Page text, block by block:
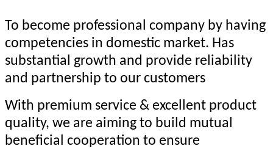
To become professional company by having
competencies in domestic market. Has
substantial growth and provide reliability
and partnership to our customers
With premium service & excellent product
quality, we are aiming to build mutual
beneficial cooperation to ensure